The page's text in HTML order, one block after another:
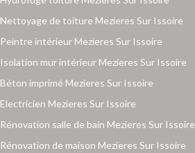
Nettoyage de toiture Mezieres Sur Issoire
Peintre intérieur Mezieres Sur Issoire
Isolation mur intérieur Mezieres Sur Issoire
Béton imprimé Mezieres Sur Issoire
Electricien Mezieres Sur Issoire
Rénovation salle de bain Mezieres Sur Issoire
Rénovation de maison Mezieres Sur Issoire